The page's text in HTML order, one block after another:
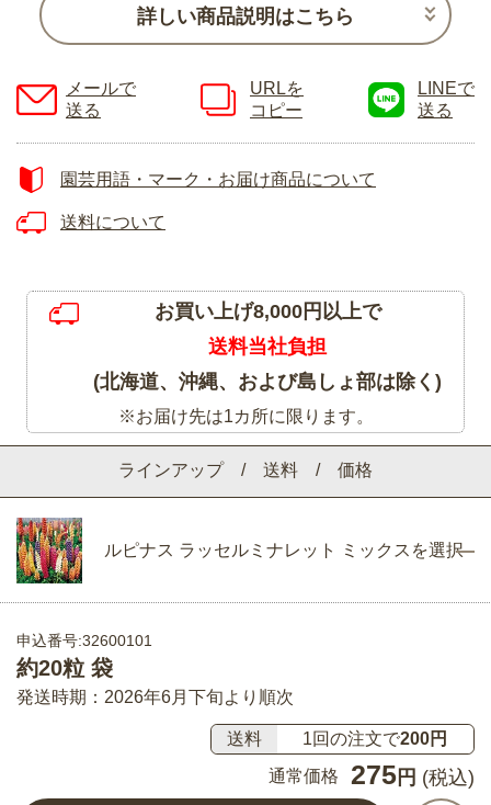
ラインアップ / 送料 / 価格
ルピナス ラッセルミナレット ミックスを選択
申込番号:32600101
約20粒 袋
発送時期：2026年6月下旬より順次
送料 1回の注文で200円
通常価格
275 円 (税込)
詳しい商品説明はこちら
メールで
送る
URLを
コピー
LINEで
送る
園芸用語・マーク・お届け商品について
送料について
お買い上げ8,000円以上で
送料当社負担
(北海道、沖縄、および島しょ部は除く)
※お届け先は1カ所に限ります。